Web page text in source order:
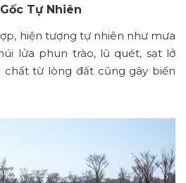
Tự Nhiên
hiện tượng tự nhiên như mưa
lửa phun trào, lũ quét, sạt lở
từ lòng đất cũng gây biến